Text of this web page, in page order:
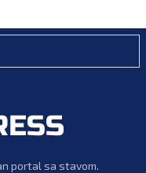
portal sa stavom.